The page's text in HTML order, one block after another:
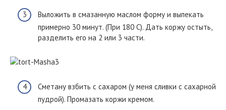
Выложить в смазанную маслом форму и выпекать
примерно 30 минут. (При 180 С). Дать коржу остыть,
разделить его на 2 или 3 части.
Сметану взбить с сахаром (у меня сливки с сахарной
пудрой). Промазать коржи кремом.